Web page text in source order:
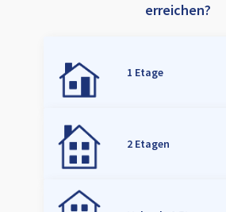
erreichen?
1 Etage
2 Etagen